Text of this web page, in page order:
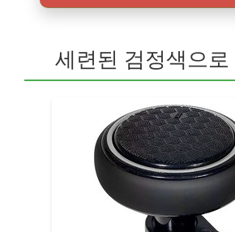
세련된 검정색으로